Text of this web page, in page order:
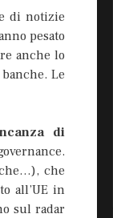
di notizie
pesato
anche lo
Le
di
che
all’UE in
sul radar